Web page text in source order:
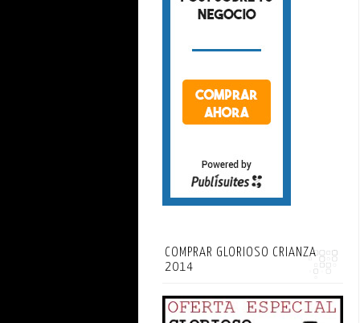
COMPRAR GLORIOSO CRIANZA
2014